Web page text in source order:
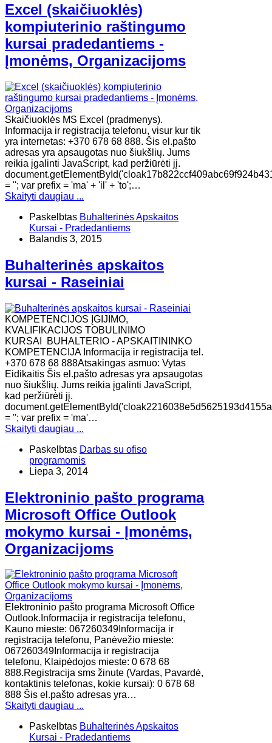
Excel (skaičiuoklės)
kompiuterinio raštingumo
kursai pradedantiems -
Įmonėms, Organizacijoms
Skaičiuoklės MS Excel (pradmenys).
Informacija ir registracija telefonu, visur kur tik
yra internetas: +370 678 68 888. Šis el.pašto
adresas yra apsaugotas nuo šiukšlių. Jums
reikia įgalinti JavaScript, kad peržiūrėti jį.
= ''; var prefix = 'ma' + 'il' + 'to';…
Skaityti daugiau ...
Paskelbtas Buhalterinės Apskaitos
Kursai - Pradedantiems
Balandis 3, 2015
Buhalterinės apskaitos
kursai - Raseiniai
KOMPETENCIJOS ĮGIJIMO,
KVALIFIKACIJOS TOBULINIMO
KURSAI BUHALTERIO - APSKAITININKO
KOMPETENCIJA Informacija ir registracija tel.
+370 678 68 888Atsakingas asmuo: Vytas
Eidikaitis Šis el.pašto adresas yra apsaugotas
nuo šiukšlių. Jums reikia įgalinti JavaScript,
kad peržiūrėti jį.
= ''; var prefix = 'ma'…
Skaityti daugiau ...
Paskelbtas Darbas su ofiso
programomis
Liepa 3, 2014
Elektroninio pašto programa
Microsoft Office Outlook
mokymo kursai - Įmonėms,
Organizacijoms
Elektroninio pašto programa Microsoft Office
Outlook.Informacija ir registracija telefonu,
Kauno mieste: 067260349Informacija ir
registracija telefonu, Panėvežio mieste:
067260349Informacija ir registracija
telefonu, Klaipėdojos mieste: 0 678 68
888.Registracija sms žinute (Vardas, Pavardė,
kontaktinis telefonas, kokie kursai): 0 678 68
888 Šis el.pašto adresas yra…
Skaityti daugiau ...
Paskelbtas Buhalterinės Apskaitos
Kursai - Pradedantiems